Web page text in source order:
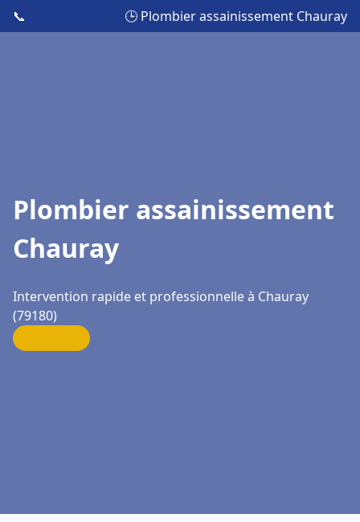
📞 🕒 Plombier assainissement Chauray
Plombier assainissement
Chauray
Intervention rapide et professionnelle à Chauray
(79180)